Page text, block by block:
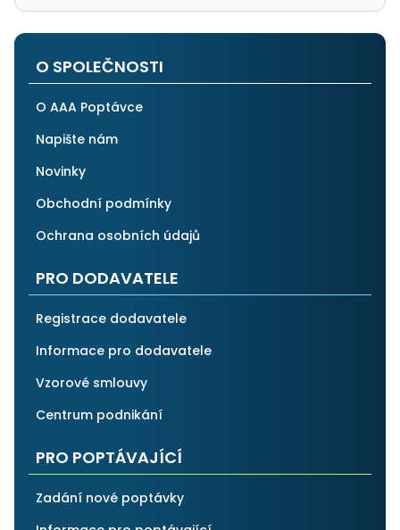
O SPOLEČNOSTI
O AAA Poptávce
Napište nám
Novinky
Obchodní podmínky
Ochrana osobních údajů
PRO DODAVATELE
Registrace dodavatele
Informace pro dodavatele
Vzorové smlouvy
Centrum podnikání
PRO POPTÁVAJÍCÍ
Zadání nové poptávky